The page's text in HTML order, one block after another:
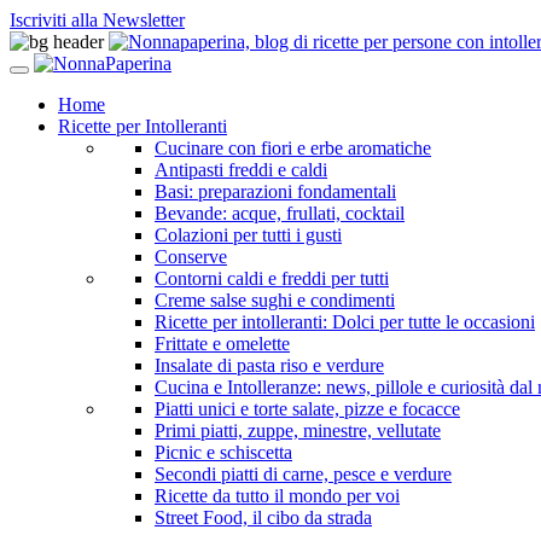
Iscriviti alla Newsletter
Home
Ricette per Intolleranti
Cucinare con fiori e erbe aromatiche
Antipasti freddi e caldi
Basi: preparazioni fondamentali
Bevande: acque, frullati, cocktail
Colazioni per tutti i gusti
Conserve
Contorni caldi e freddi per tutti
Creme salse sughi e condimenti
Ricette per intolleranti: Dolci per tutte le occasioni
Frittate e omelette
Insalate di pasta riso e verdure
Cucina e Intolleranze: news, pillole e curiosità dal
Piatti unici e torte salate, pizze e focacce
Primi piatti, zuppe, minestre, vellutate
Picnic e schiscetta
Secondi piatti di carne, pesce e verdure
Ricette da tutto il mondo per voi
Street Food, il cibo da strada